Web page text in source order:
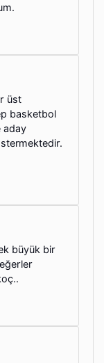
üst
basketbol
aday
büyük bir